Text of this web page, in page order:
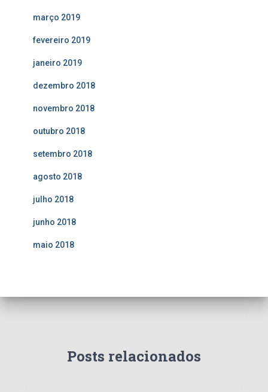
março 2019
fevereiro 2019
janeiro 2019
dezembro 2018
novembro 2018
outubro 2018
setembro 2018
agosto 2018
julho 2018
junho 2018
maio 2018
Posts relacionados